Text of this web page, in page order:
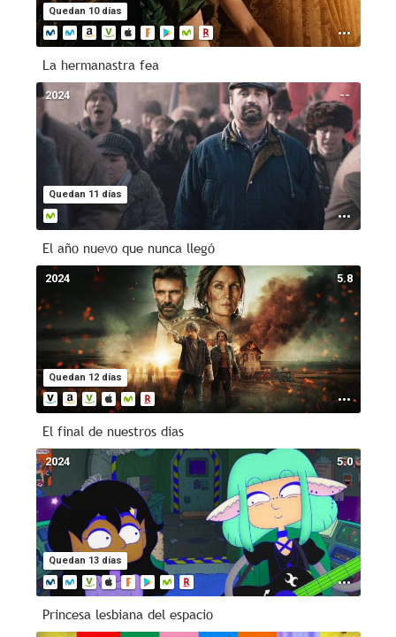
Quedan 10 días
La hermanastra fea
--
Quedan 11 días
2024
El año nuevo que nunca llegó
5.8
Quedan 12 días
2024
El final de nuestros días
5.0
Quedan 13 días
2024
Princesa lesbiana del espacio